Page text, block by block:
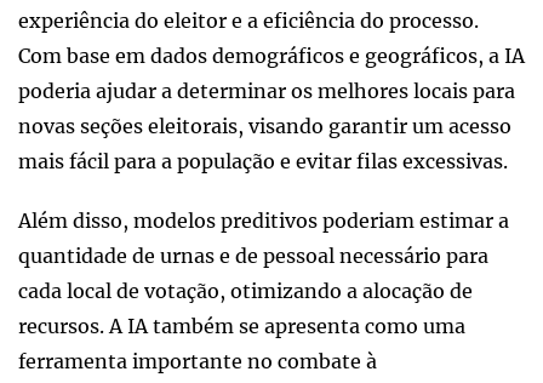
experiência do eleitor e a eficiência do processo.
Com base em dados demográficos e geográficos, a IA
poderia ajudar a determinar os melhores locais para
novas seções eleitorais, visando garantir um acesso
mais fácil para a população e evitar filas excessivas.
Além disso, modelos preditivos poderiam estimar a
quantidade de urnas e de pessoal necessário para
cada local de votação, otimizando a alocação de
recursos. A IA também se apresenta como uma
ferramenta importante no combate à